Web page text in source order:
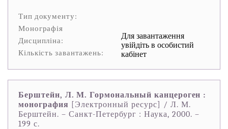
Тип документу:
Монографія
Дисципліна:
Кількість завантажень:
Для завантаження
увійдіть в особистий
кабінет
Берштейн, Л. М. Гормональный канцероген :
монография [Электронный ресурс] / Л. М.
Берштейн. – Санкт-Петербург : Наука, 2000. –
199 с.